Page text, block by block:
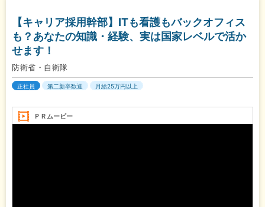
【キャリア採用幹部】ITも看護もバックオフィス
も？あなたの知識・経験、実は国家レベルで活か
せます！
防衛省・自衛隊
正社員 第二新卒歓迎 月給25万円以上
ＰＲムービー